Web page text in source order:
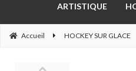
ARTISTIQUE
Accueil HOCKEY SUR GLACE